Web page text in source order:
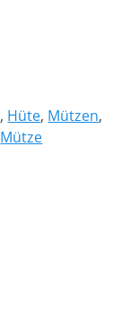
, Hüte, Mützen,
Mütze